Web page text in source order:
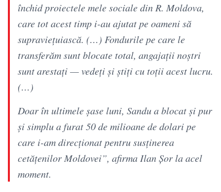
închid proiectele mele sociale din R. Moldova,
care tot acest timp i-au ajutat pe oameni să
supravieţuiască. (…) Fondurile pe care le
transferăm sunt blocate total, angajaţii noştri
sunt arestaţi — vedeţi şi ştiţi cu toţii acest lucru.
(…)
Doar în ultimele şase luni, Sandu a blocat şi pur
şi simplu a furat 50 de milioane de dolari pe
care i-am direcţionat pentru susţinerea
cetăţenilor Moldovei”, afirma Ilan Șor la acel
moment.